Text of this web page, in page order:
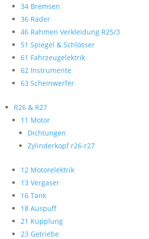
34 Bremsen
36 Räder
46 Rahmen Verkleidung R25/3
51 Spiegel & Schlösser
61 Fahrzeugelektrik
62 Instrumente
63 Scheinwerfer
R26 & R27
11 Motor
Dichtungen
Zylinderkopf r26-r27
12 Motorelektrik
13 Vergaser
16 Tank
18 Auspuff
21 Kupplung
23 Getriebe